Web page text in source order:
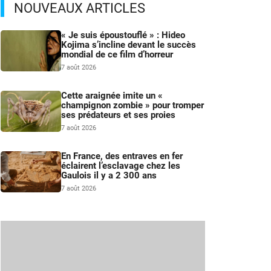
NOUVEAUX ARTICLES
« Je suis époustouflé » : Hideo
Kojima s’incline devant le succès
mondial de ce film d’horreur
7 août 2026
Cette araignée imite un «
champignon zombie » pour tromper
ses prédateurs et ses proies
7 août 2026
En France, des entraves en fer
éclairent l’esclavage chez les
Gaulois il y a 2 300 ans
7 août 2026